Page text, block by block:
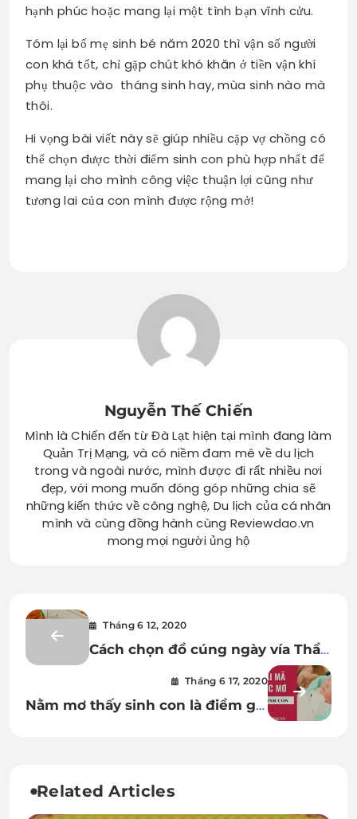
hạnh phúc hoặc mang lại một tình bạn vĩnh cửu.
Tóm lại bố mẹ sinh bé năm 2020 thì vận số người
con khá tốt, chỉ gặp chút khó khăn ở tiền vận khí
phụ thuộc vào tháng sinh hay, mùa sinh nào mà
thôi.
Hi vọng bài viết này sẽ giúp nhiều cặp vợ chồng có
thể chọn được thời điểm sinh con phù hợp nhất để
mang lại cho mình công việc thuận lợi cũng như
tương lai của con mình được rộng mở!
Nguyễn Thế Chiến
Mình là Chiến đến từ Đà Lạt hiện tại mình đang làm
Quản Trị Mạng, và có niềm đam mê về du lịch
trong và ngoài nước, mình được đi rất nhiều nơi
đẹp, với mong muốn đóng góp những chia sẽ
những kiến thức về công nghệ, Du lịch của cá nhân
mình và cùng đồng hành cùng Reviewdao.vn
mong mọi người ủng hộ
Tháng 6 12, 2020
Cách chọn đồ cúng ngày vía Thần
Tháng 6 17, 2020
Nằm mơ thấy sinh con là điềm gì?
Related Articles